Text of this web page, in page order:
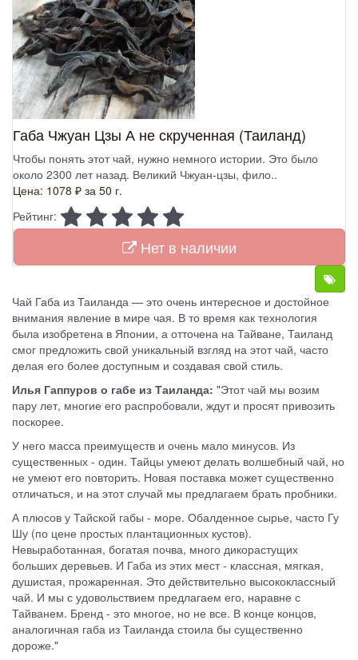
Габа Чжуан Цзы А не скрученная (Таиланд)
Чтобы понять этот чай, нужно немного истории. Это было
около 2300 лет назад. Великий Чжуан-цзы, фило..
Цена: 1078 ₽ за 50 г.
Рейтинг:
Нет в наличии
Чай Габа из Таиланда — это очень интересное и достойное
внимания явление в мире чая. В то время как технология
была изобретена в Японии, а отточена на Тайване, Таиланд
смог предложить свой уникальный взгляд на этот чай, часто
делая его более доступным и создавая свой стиль.
Илья Гаппуров о габе из Таиланда: "Этот чай мы возим
пару лет, многие его распробовали, ждут и просят привозить
поскорее.
У него масса преимуществ и очень мало минусов. Из
существенных - один. Тайцы умеют делать волшебный чай, но
не умеют его повторить. Новая поставка может существенно
отличаться, и на этот случай мы предлагаем брать пробники.
А плюсов у Тайской габы - море. Обалденное сырье, часто Гу
Шу (по цене простых плантационных кустов).
Невыработанная, богатая почва, много дикорастущих
больших деревьев. И Габа из этих мест - классная, мягкая,
душистая, прожаренная. Это действительно высококлассный
чай. И мы с удовольствием предлагаем его, наравне с
Тайванем. Бренд - это многое, но не все. В конце концов,
аналогичная габа из Таиланда стоила бы существенно
дороже."